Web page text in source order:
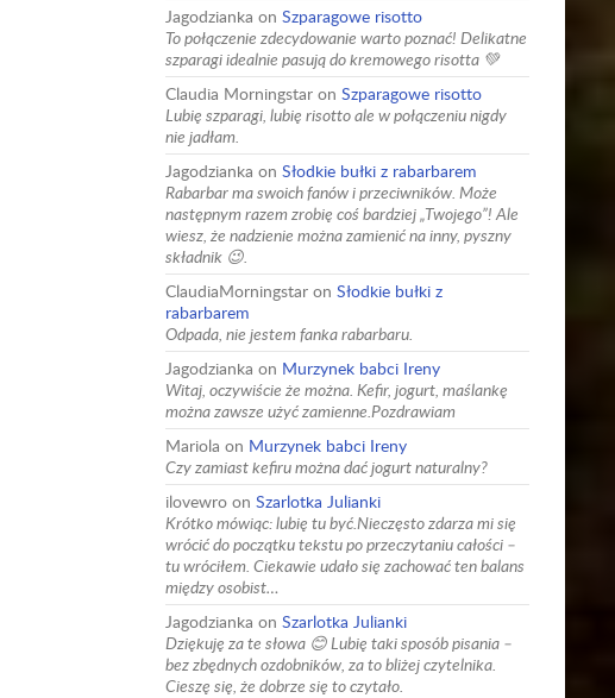
Jagodzianka on Szparagowe risotto
To połączenie zdecydowanie warto poznać! Delikatne
szparagi idealnie pasują do kremowego risotta 💚
Claudia Morningstar on Szparagowe risotto
Lubię szparagi, lubię risotto ale w połączeniu nigdy
nie jadłam.
Jagodzianka on Słodkie bułki z rabarbarem
Rabarbar ma swoich fanów i przeciwników. Może
następnym razem zrobię coś bardziej „Twojego”! Ale
wiesz, że nadzienie można zamienić na inny, pyszny
składnik 😉.
ClaudiaMorningstar on Słodkie bułki z
rabarbarem
Odpada, nie jestem fanka rabarbaru.
Jagodzianka on Murzynek babci Ireny
Witaj, oczywiście że można. Kefir, jogurt, maślankę
można zawsze użyć zamienne.Pozdrawiam
Mariola on Murzynek babci Ireny
Czy zamiast kefiru można dać jogurt naturalny?
ilovewro on Szarlotka Julianki
Krótko mówiąc: lubię tu być.Nieczęsto zdarza mi się
wrócić do początku tekstu po przeczytaniu całości –
tu wróciłem. Ciekawie udało się zachować ten balans
między osobist…
Jagodzianka on Szarlotka Julianki
Dziękuję za te słowa 😊 Lubię taki sposób pisania –
bez zbędnych ozdobników, za to bliżej czytelnika.
Cieszę się, że dobrze się to czytało.